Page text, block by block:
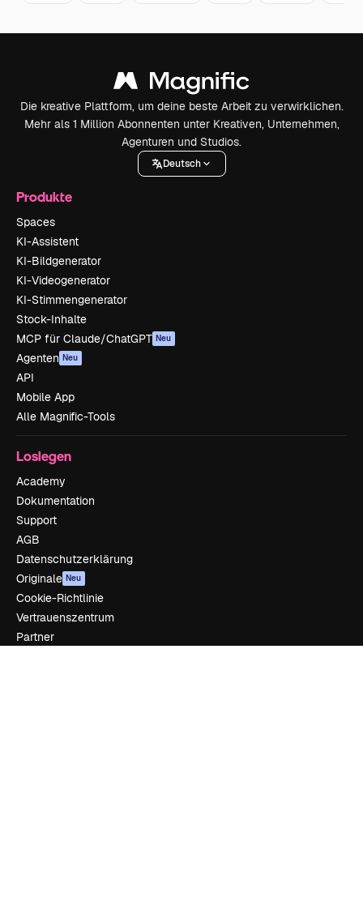
Die kreative Plattform, um deine beste Arbeit zu verwirklichen.
Mehr als 1 Million Abonnenten unter Kreativen, Unternehmen,
Agenturen und Studios.
Deutsch
Produkte
Spaces
KI-Assistent
KI-Bildgenerator
KI-Videogenerator
KI-Stimmengenerator
Stock-Inhalte
MCP für Claude/ChatGPT Neu
Agenten Neu
API
Mobile App
Alle Magnific-Tools
Loslegen
Academy
Dokumentation
Support
AGB
Datenschutzerklärung
Originale Neu
Cookie-Richtlinie
Vertrauenszentrum
Partner